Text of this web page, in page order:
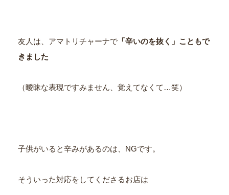
友人は、アマトリチャーナで 「辛いのを抜く」こともで
きました
（曖昧な表現ですみません、覚えてなくて…笑）
子供がいると辛みがあるのは、NGです。
そういった対応をしてくださるお店は